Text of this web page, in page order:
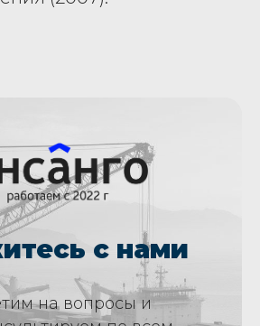
с нами
на вопросы и